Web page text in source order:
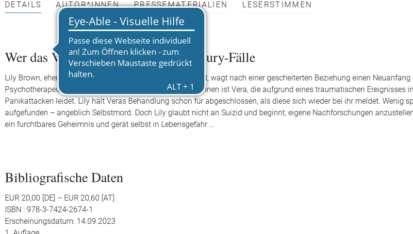
DETAILS AUTOR*INNEN PRESSEMATERIALIEN LESERSTIMMEN
Wer das Vergessen stört. Die Canterbury-Fälle
Lily Brown, ehemalige Polizeipsychologin bei Scotland Yard, wagt nach einer gescheiterten Beziehung einen Neuanfang
Psychotherapeutin in Canterbury. Eine ihrer ersten Patientinnen ist Vera, die aufgrund eines traumatischen Ereignisses
Panikattacken leidet. Lily hält Veras Behandlung schon für abgeschlossen, als diese sich wieder bei ihr meldet. Wenig
aufgefunden – angeblich Selbstmord. Doch Lily glaubt nicht an Suizid und beginnt, eigene Nachforschungen
ein furchtbares Geheimnis und gerät selbst in Lebensgefahr …
Bibliografische Daten
EUR 20,00 [DE] – EUR 20,60 [AT]
ISBN : 978-3-7424-2674-1
Erscheinungsdatum: 14.09.2023